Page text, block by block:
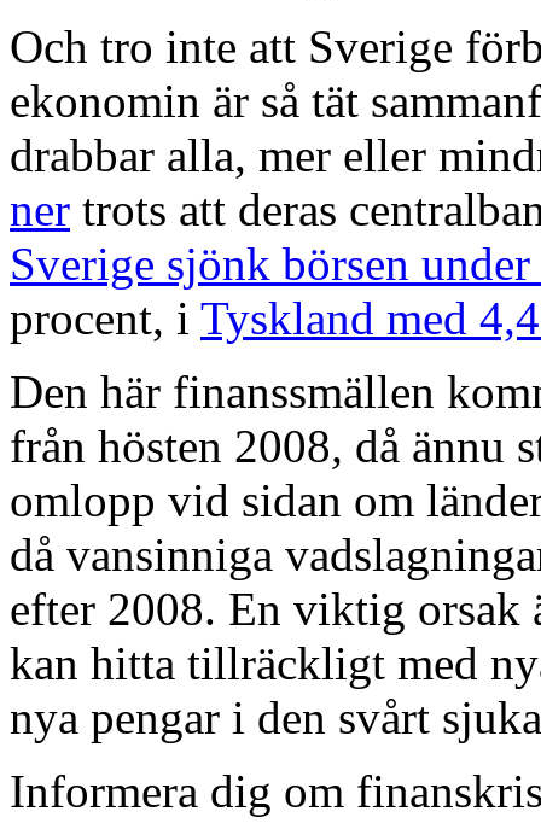
Och tro inte att Sverige
ekonomin är så tät
drabbar alla, mer eller
ner trots att deras
Sverige sjönk börsen
procent, i Tyskland med
Den här finanssmällen
från hösten 2008, då ännu
omlopp vid sidan om
då vansinniga
efter 2008. En viktig orsak
kan hitta tillräckligt med
nya pengar i den svårt
Informera dig om